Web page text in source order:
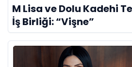
M Lisa ve Dolu Kadehi
İş Birliği: “Vişne”